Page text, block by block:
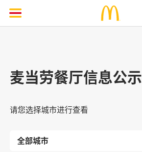
麦当劳餐厅信息公示
请您选择城市进行查看